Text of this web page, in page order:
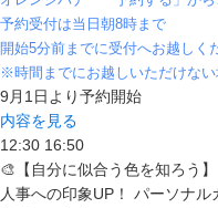
予約受付は当日朝8時まで
開始5分前までに受付へお越しく
※時間までにお越しいただけな
9月1日より予約開始
内容を見る
12:30 16:50
🎨【自分に似合う色を知ろう】
人事への印象UP！ パーソナル